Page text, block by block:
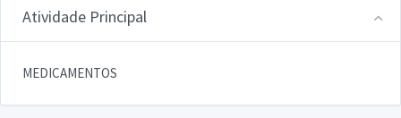
Atividade Principal
MEDICAMENTOS